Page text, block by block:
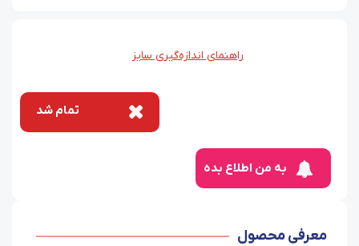
راهنمای اندازه‌گیری سایز
تمام شد
به من اطلاع بده
معرفی محصول